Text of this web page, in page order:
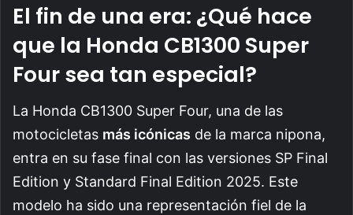
El fin de una era: ¿Qué hace
que la Honda CB1300 Super
Four sea tan especial?
La Honda CB1300 Super Four, una de las
motocicletas más icónicas de la marca nipona,
entra en su fase final con las versiones SP Final
Edition y Standard Final Edition 2025. Este
modelo ha sido una representación fiel de la